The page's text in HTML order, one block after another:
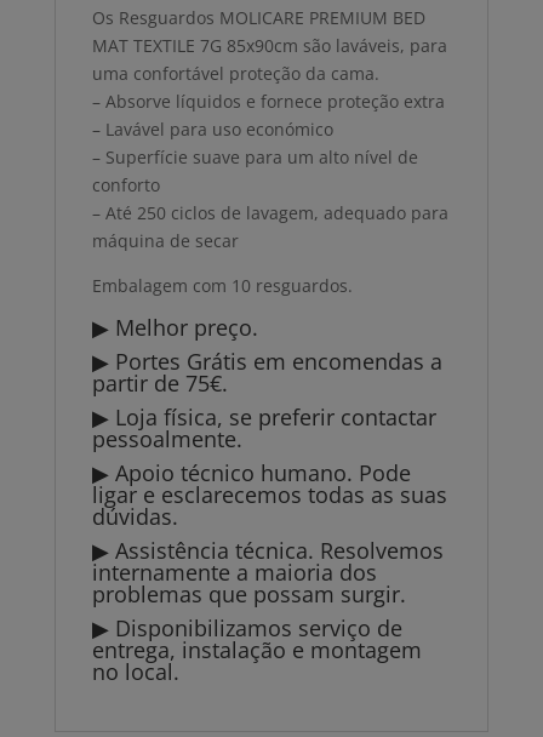
Os Resguardos MOLICARE PREMIUM BED
MAT TEXTILE 7G 85x90cm são laváveis, para
uma confortável proteção da cama.
– Absorve líquidos e fornece proteção extra
– Lavável para uso económico
– Superfície suave para um alto nível de
conforto
– Até 250 ciclos de lavagem, adequado para
máquina de secar
Embalagem com 10 resguardos.
▶ Melhor preço.
▶ Portes Grátis em encomendas a
partir de 75€.
▶ Loja física, se preferir contactar
pessoalmente.
▶ Apoio técnico humano. Pode
ligar e esclarecemos todas as suas
dúvidas.
▶ Assistência técnica. Resolvemos
internamente a maioria dos
problemas que possam surgir.
▶ Disponibilizamos serviço de
entrega, instalação e montagem
no local.